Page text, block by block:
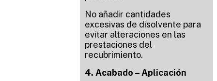
No añadir cantidades
excesivas de disolvente para
evitar alteraciones en las
prestaciones del
recubrimiento.
4. Acabado – Aplicación